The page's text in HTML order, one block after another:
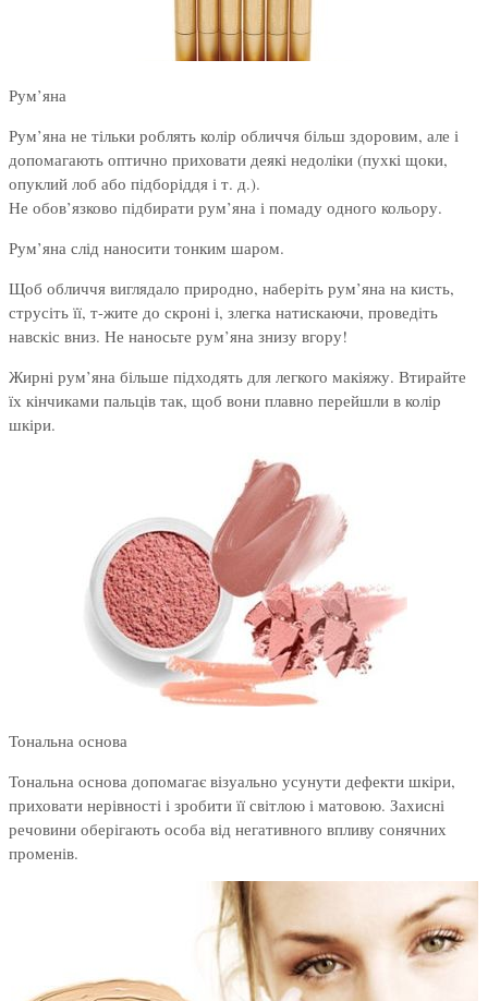
Рум’яна
Рум’яна не тільки роблять колір обличчя більш здоровим, але і
допомагають оптично приховати деякі недоліки (пухкі щоки,
опуклий лоб або підборіддя і т. д.).
Не обов’язково підбирати рум’яна і помаду одного кольору.
Рум’яна слід наносити тонким шаром.
Щоб обличчя виглядало природно, наберіть рум’яна на кисть,
струсіть її, т-жите до скроні і, злегка натискаючи, проведіть
навскіс вниз. Не наносьте рум’яна знизу вгору!
Жирні рум’яна більше підходять для легкого макіяжу. Втирайте
їх кінчиками пальців так, щоб вони плавно перейшли в колір
шкіри.
Тональна основа
Тональна основа допомагає візуально усунути дефекти шкіри,
приховати нерівності і зробити її світлою і матовою. Захисні
речовини оберігають особа від негативного впливу сонячних
променів.